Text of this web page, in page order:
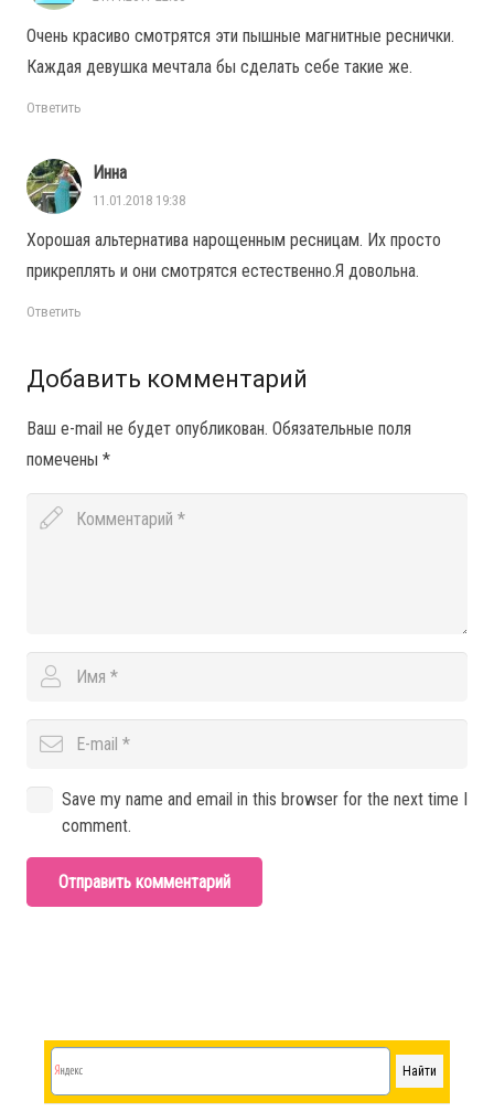
Очень красиво смотрятся эти пышные магнитные реснички.
Каждая девушка мечтала бы сделать себе такие же.
Ответить
Инна
11.01.2018 19:38
Хорошая альтернатива нарощенным ресницам. Их просто
прикреплять и они смотрятся естественно.Я довольна.
Ответить
Добавить комментарий
Ваш e-mail не будет опубликован. Обязательные поля
помечены *
Save my name and email in this browser for the next time I
comment.
Отправить комментарий